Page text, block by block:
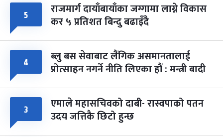
५ राजमार्ग दायाँबायाँका जग्गामा लाग्ने विकास
कर ५ प्रतिशत बिन्दु बढाइँदै
४ ब्लु बस सेवाबाट लैंगिक असमानतालाई
प्रोत्साहन नगर्ने नीति लिएका हौं : मन्त्री बादी
३ एमाले महासचिवको दाबी- रास्वपाको पतन
उदय जत्तिकै छिटो हुन्छ